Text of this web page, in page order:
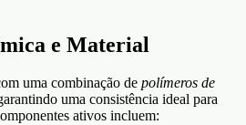
e Material
uma combinação de polímeros de
uma consistência ideal para
ativos incluem: